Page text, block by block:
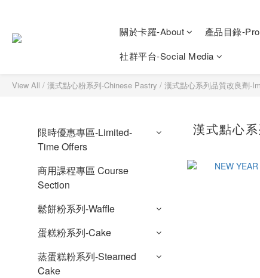
關於卡羅-About 產品目錄-
社群平台-Social Media
View All / 漢式點心粉系列-Chinese Pastry / 漢式點心系列品質改良劑-
限時優惠專區-Limited-
Time Offers
商用課程專區 Course
Section
鬆餅粉系列-Waffle
蛋糕粉系列-Cake
蒸蛋糕粉系列-Steamed
Cake
漢式點心